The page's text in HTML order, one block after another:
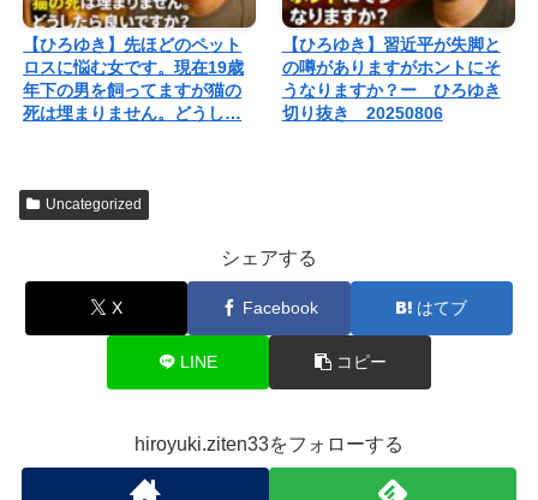
【ひろゆき】先ほどのペット
ロスに悩む女です。現在19歳
年下の男を飼ってますが猫の
死は埋まりません。どうし…
【ひろゆき】習近平が失脚と
の噂がありますがホントにそ
うなりますか？ー ひろゆき
切り抜き 20250806
Uncategorized
シェアする
X Facebook はてブ
LINE コピー
hiroyuki.ziten33をフォローする